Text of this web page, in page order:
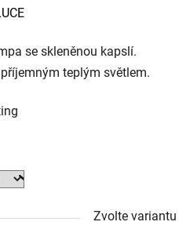
se skleněnou kapslí.
teplým světlem.
Zvolte variantu